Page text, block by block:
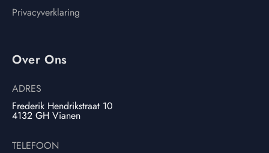
Privacyverklaring
Over Ons
ADRES
Frederik Hendrikstraat 10
4132 GH Vianen
TELEFOON